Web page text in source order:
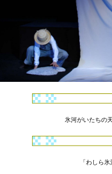
氷河がいたちの
「わしら